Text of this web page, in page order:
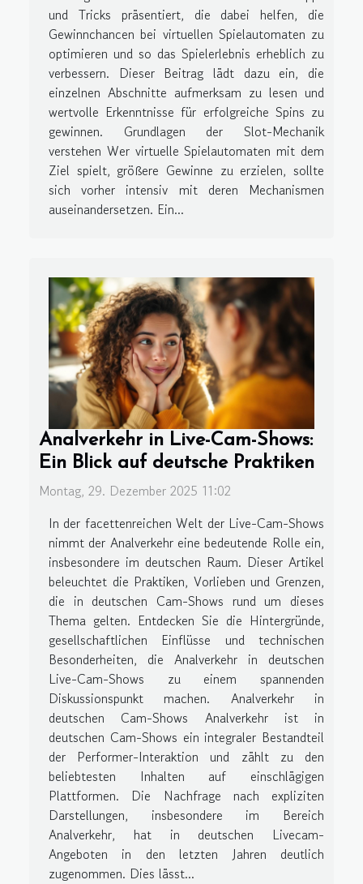
und Tricks präsentiert, die dabei helfen, die
Gewinnchancen bei virtuellen Spielautomaten zu
optimieren und so das Spielerlebnis erheblich zu
verbessern. Dieser Beitrag lädt dazu ein, die
einzelnen Abschnitte aufmerksam zu lesen und
wertvolle Erkenntnisse für erfolgreiche Spins zu
gewinnen. Grundlagen der Slot-Mechanik
verstehen Wer virtuelle Spielautomaten mit dem
Ziel spielt, größere Gewinne zu erzielen, sollte
sich vorher intensiv mit deren Mechanismen
auseinandersetzen. Ein...
Analverkehr in Live-Cam-Shows:
Ein Blick auf deutsche Praktiken
Montag, 29. Dezember 2025 11:02
In der facettenreichen Welt der Live-Cam-Shows
nimmt der Analverkehr eine bedeutende Rolle ein,
insbesondere im deutschen Raum. Dieser Artikel
beleuchtet die Praktiken, Vorlieben und Grenzen,
die in deutschen Cam-Shows rund um dieses
Thema gelten. Entdecken Sie die Hintergründe,
gesellschaftlichen Einflüsse und technischen
Besonderheiten, die Analverkehr in deutschen
Live-Cam-Shows zu einem spannenden
Diskussionspunkt machen. Analverkehr in
deutschen Cam-Shows Analverkehr ist in
deutschen Cam-Shows ein integraler Bestandteil
der Performer-Interaktion und zählt zu den
beliebtesten Inhalten auf einschlägigen
Plattformen. Die Nachfrage nach expliziten
Darstellungen, insbesondere im Bereich
Analverkehr, hat in deutschen Livecam-
Angeboten in den letzten Jahren deutlich
zugenommen. Dies lässt...